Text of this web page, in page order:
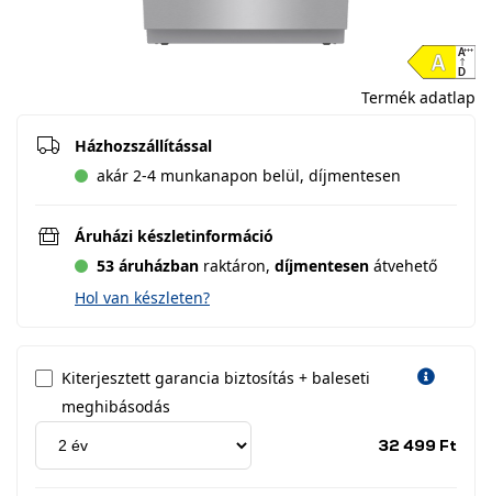
Termék adatlap
Házhozszállítással
akár 2-4 munkanapon belül, díjmentesen
Áruházi készletinformáció
53 áruházban raktáron, díjmentesen átvehető
Hol van készleten?
Kiterjesztett garancia biztosítás + baleseti
meghibásodás
32 499 Ft